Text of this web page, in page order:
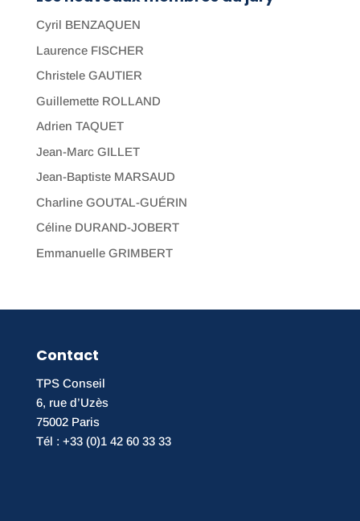
Cyril BENZAQUEN
Laurence FISCHER
Christele GAUTIER
Guillemette ROLLAND
Adrien TAQUET
Jean-Marc GILLET
Jean-Baptiste MARSAUD
Charline GOUTAL-GUÉRIN
Céline DURAND-JOBERT
Emmanuelle GRIMBERT
Contact
TPS Conseil
6, rue d’Uzès
75002 Paris
Tél : +33 (0)1 42 60 33 33